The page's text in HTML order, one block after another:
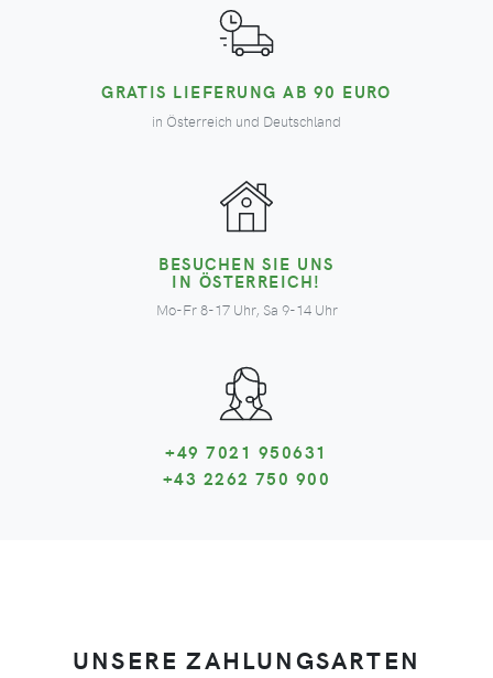
GRATIS LIEFERUNG AB 90 EURO
in Österreich und Deutschland
BESUCHEN SIE UNS
IN ÖSTERREICH!
Mo-Fr 8-17 Uhr, Sa 9-14 Uhr
+49 7021 950631
+43 2262 750 900
UNSERE ZAHLUNGSARTEN